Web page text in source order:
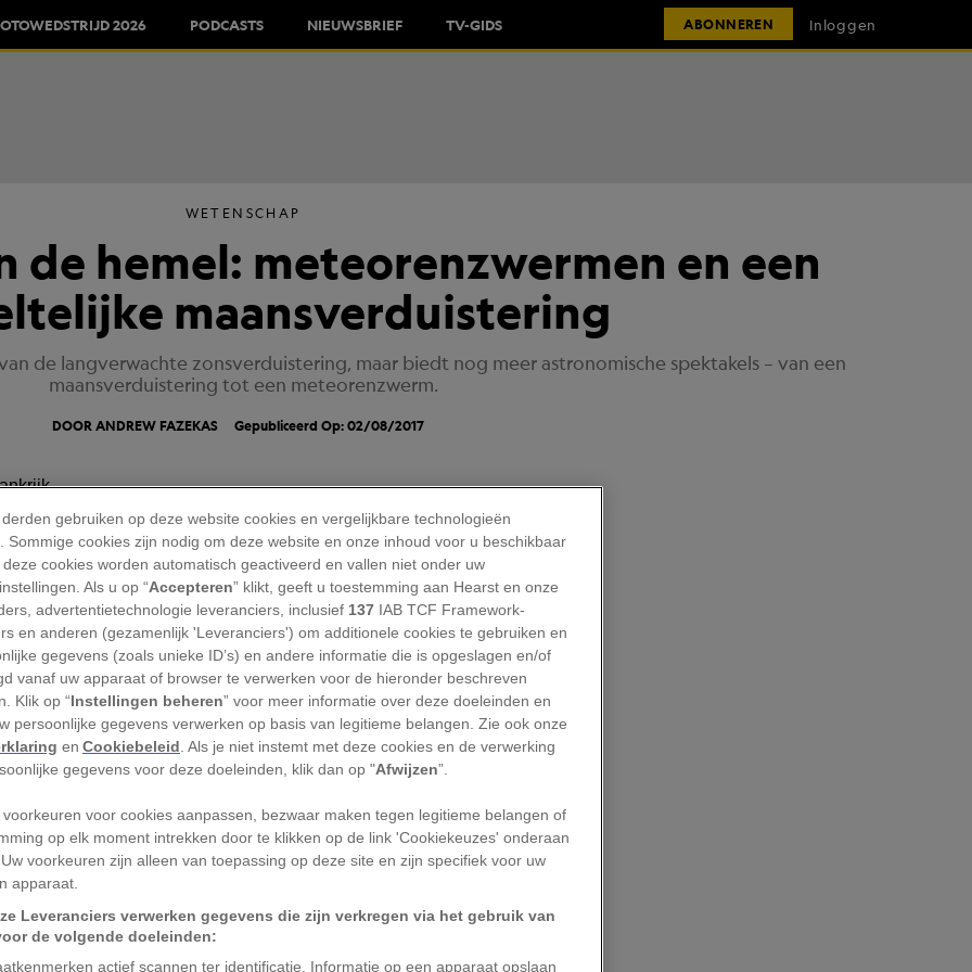
2026 PODCASTS NIEUWSBRIEF TV-GIDS ABONNEREN Inloggen
WETENSCHAP
de hemel: meteorenzwermen en een
maansverduistering
de langverwachte zonsverduistering, maar biedt nog meer astronomische spektakels – van een
maansverduistering tot een meteorenzwerm.
DOOR ANDREW FAZEKAS Gepubliceerd Op: 02/08/2017
21 augustus zal plaatsvinden,
krantenkoppen, maar de
spektakels de nachthemel doen
tot een sprankelende
deze gebeurtenissen in je agenda!
– 7
op deze avond de maan door
bijschaduw van de aarde zien
zonsverduistering plaatsvindt. Het
gebruiken op deze website cookies en vergelijkbare technologieën
Sommige cookies zijn nodig om deze website en onze inhoud voor u beschikbaar
cookies worden automatisch geactiveerd en vallen niet onder uw
Als u op “Accepteren” klikt, geeft u toestemming aan Hearst en onze
advertentietechnologie leveranciers, inclusief 137 IAB TCF Framework-
en anderen (gezamenlijk 'Leveranciers') om additionele cookies te gebruiken en
gegevens (zoals unieke ID’s) en andere informatie die is opgeslagen en/of
vanaf uw apparaat of browser te verwerken voor de hieronder beschreven
Klik op “Instellingen beheren” voor meer informatie over deze doeleinden en
persoonlijke gegevens verwerken op basis van legitieme belangen. Zie ook onze
enCookiebeleid . Als je niet instemt met deze cookies en de verwerking
gegevens voor deze doeleinden, klik dan op "Afwijzen”.
voorkeuren voor cookies aanpassen, bezwaar maken tegen legitieme belangen of
op elk moment intrekken door te klikken op de link 'Cookiekeuzes' onderaan
voorkeuren zijn alleen van toepassing op deze site en zijn specifiek voor uw
apparaat.
Leveranciers verwerken gegevens die zijn verkregen via het gebruik van
de volgende doeleinden:
actief scannen ter identificatie. Informatie op een apparaat opslaan